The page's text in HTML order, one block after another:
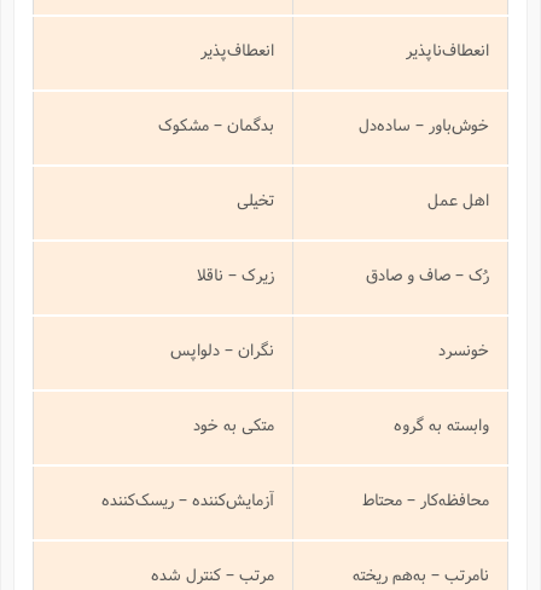
انعطاف‌ناپذیر انعطاف‌پذیر
خوش‌باور – ساده‌دل بدگمان – مشکوک
اهل عمل تخیلی
رُک – صاف و صادق زیرک – ناقلا
خونسرد نگران – دلواپس
وابسته به گروه متکی به خود
محافظه‌کار – محتاط آزمایش‌کننده – ریسک‌کننده
نامرتب – به‌هم ریخته مرتب – کنترل شده